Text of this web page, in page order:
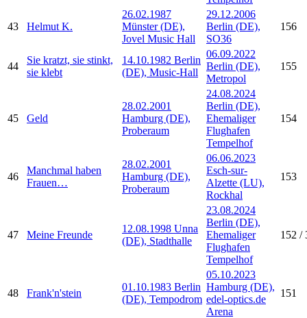
43 Helmut K.
26.02.1987
Münster (DE),
Jovel Music Hall
29.12.2006
Berlin (DE),
SO36
156
44
Sie kratzt, sie stinkt,
sie klebt
14.10.1982 Berlin
(DE), Music-Hall
06.09.2022
Berlin (DE),
Metropol
155
45 Geld
28.02.2001
Hamburg (DE),
Proberaum
24.08.2024
Berlin (DE),
Ehemaliger
Flughafen
Tempelhof
154
46
Manchmal haben
Frauen…
28.02.2001
Hamburg (DE),
Proberaum
06.06.2023
Esch-sur-
Alzette (LU),
Rockhal
153
47 Meine Freunde
12.08.1998 Unna
(DE), Stadthalle
23.08.2024
Berlin (DE),
Ehemaliger
Flughafen
Tempelhof
152 /
48 Frank'n'stein
01.10.1983 Berlin
(DE), Tempodrom
05.10.2023
Hamburg (DE),
edel-optics.de
Arena
151